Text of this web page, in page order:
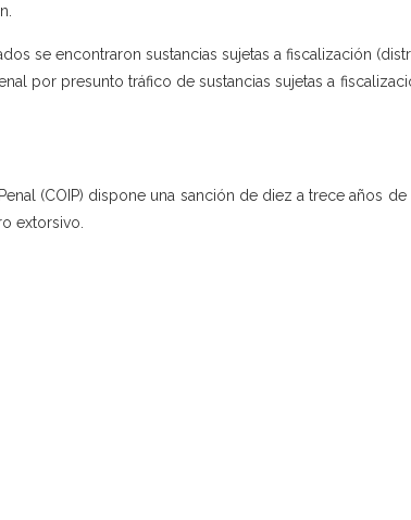
se encontraron sustancias sujetas a fiscalización
por presunto tráfico de sustancias sujetas a
(COIP) dispone una sanción de diez a trece años
extorsivo.